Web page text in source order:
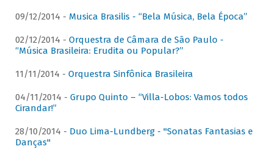
09/12/2014 - Musica Brasilis - “Bela Música, Bela Época”
02/12/2014 - Orquestra de Câmara de São Paulo -
“Música Brasileira: Erudita ou Popular?”
11/11/2014 - Orquestra Sinfônica Brasileira
04/11/2014 - Grupo Quinto – “Villa-Lobos: Vamos todos
Cirandar!”
28/10/2014 - Duo Lima-Lundberg - "Sonatas Fantasias e
Danças"